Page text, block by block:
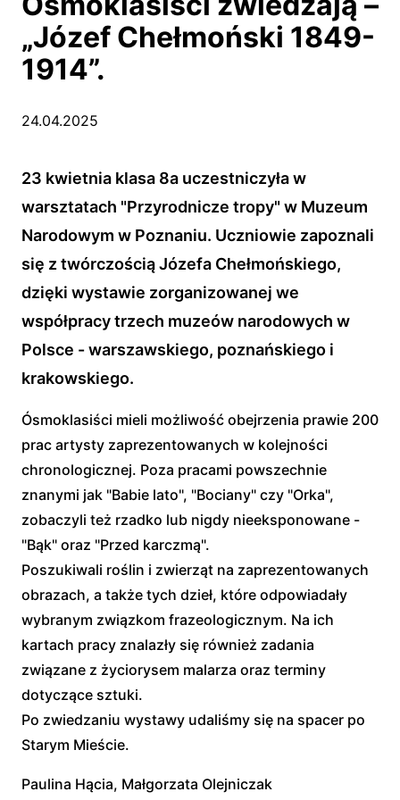
„Józef Chełmoński 1849-
1914”.
24.04.2025
23 kwietnia klasa 8a uczestniczyła w
warsztatach "Przyrodnicze tropy" w Muzeum
Narodowym w Poznaniu. Uczniowie zapoznali
się z twórczością Józefa Chełmońskiego,
dzięki wystawie zorganizowanej we
współpracy trzech muzeów narodowych w
Polsce - warszawskiego, poznańskiego i
krakowskiego.
Ósmoklasiści mieli możliwość obejrzenia prawie 200
prac artysty zaprezentowanych w kolejności
chronologicznej. Poza pracami powszechnie
znanymi jak "Babie lato", "Bociany" czy "Orka",
zobaczyli też rzadko lub nigdy nieeksponowane -
"Bąk" oraz "Przed karczmą".
Poszukiwali roślin i zwierząt na zaprezentowanych
obrazach, a także tych dzieł, które odpowiadały
wybranym związkom frazeologicznym. Na ich
kartach pracy znalazły się również zadania
związane z życiorysem malarza oraz terminy
dotyczące sztuki.
Po zwiedzaniu wystawy udaliśmy się na spacer po
Starym Mieście.
Paulina Hącia, Małgorzata Olejniczak